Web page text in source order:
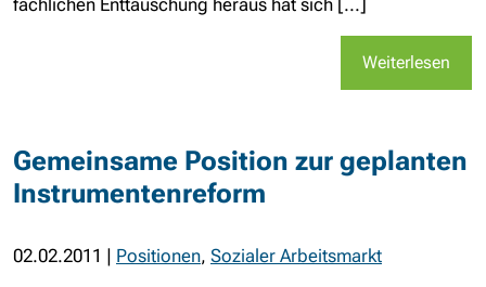
fachlichen Enttäuschung heraus hat sich [...]
Weiterlesen
Gemeinsame Position zur geplanten
Instrumentenreform
02.02.2011 | Positionen, Sozialer Arbeitsmarkt